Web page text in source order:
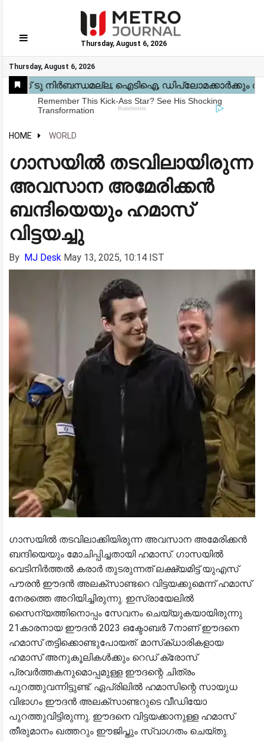
Thursday, August 6, 2026
Thursday, August 6, 2026
GO
Home
Kerala
National
Gulf
World
Sports
Movies
Health
Automobile
Travel
Education
Novel
Business
Technology
Webstory
HOME WORLD
ഗാസയിൽ തടവിലായിരുന്ന
അവസാന അമേരിക്കൻ
ബന്ദിയെയും ഹമാസ്
വിട്ടയച്ചു
By MJ Desk May 13, 2025, 10:14 IST
ഗാസയിൽ തടവിലാക്കിയിരുന്ന അവസാന അമേരിക്കൻ
ബന്ദിയെയും മോചിപ്പിച്ചതായി ഹമാസ്. ഗാസയിൽ
വെടിനിർത്തൽ കരാർ തുടരുന്നത് ലക്ഷ്യമിട്ട് യുഎസ്
പൗരൻ ഈദൻ അലക്‌സാണ്ടറെ വിട്ടയക്കുമെന്ന് ഹമാസ്
നേരത്തെ അറിയിച്ചിരുന്നു. ഇസ്രായേലിൽ
സൈന്യത്തിനൊപ്പം സേവനം ചെയ്യുകയായിരുന്നു
21കാരനായ ഈദൻ 2023 ഒക്ടോബർ 7നാണ് ഈദനെ
ഹമാസ് തട്ടിക്കൊണ്ടുപോയത്. മാസ്‌ക്ധാരികളായ
ഹമാസ് അനുകൂലികൾക്കും റെഡ് ക്രോസ്
പ്രവർത്തകനുമൊപ്പമുള്ള ഈദന്റെ ചിത്രം
പുറത്തുവന്നിട്ടുണ്ട്. ഏപ്രിലിൽ ഹമാസിന്റെ സായുധ
വിഭാഗം ഈദൻ അലക്‌സാണ്ടറുടെ വീഡിയോ
പുറത്തുവിട്ടിരുന്നു. ഈദനെ വിട്ടയക്കാനുള്ള ഹമാസ്
തീരുമാനം ഖത്തറും ഈജിപ്തും സ്വാഗതം ചെയ്തു.